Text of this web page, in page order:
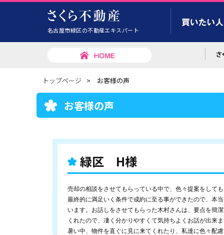
名古屋市緑区の不動産エキスパート
トップページ > お客様の声
お客様の声
緑区 H様
売却の相談をさせてもらっている中で、色々提案をして
最終的に満足いく条件で成約に至る事ができたので、本
います。お話しをさせてもらった木村さんは、要点を簡
くれたので、凄く分かりやすくて気持ちよくお話が出来
暑い中、物件を直ぐに見に来てくれたり、私達に色々配